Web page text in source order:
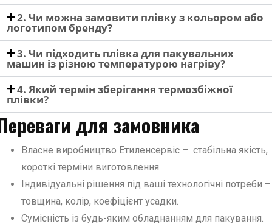
2. Чи можна замовити плівку з кольором або
логотипом бренду?
3. Чи підходить плівка для пакувальних
машин із різною температурою нагріву?
4. Який термін зберігання термозбіжної
плівки?
для замовника
Власне виробництво Етиленсервіс – стабільна якість,
короткі терміни виготовлення.
Індивідуальні рішення під ваші технологічні потреби –
товщина, колір, коефіцієнт усадки.
Сумісність із будь-яким обладнанням для пакування.